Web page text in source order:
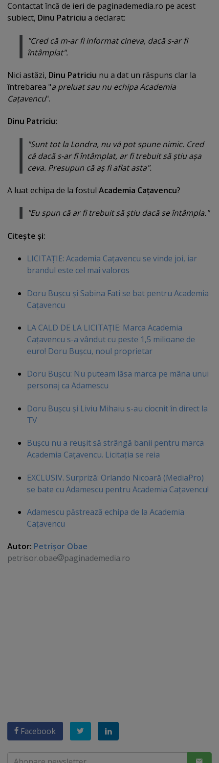
Contactat încă de ieri de paginademedia.ro pe acest
subiect, Dinu Patriciu a declarat:
"Cred că m-ar fi informat cineva, dacă s-ar fi
întâmplat".
Nici astăzi, Dinu Patriciu nu a dat un răspuns clar la
întrebarea "a preluat sau nu echipa Academia
Caţavencu".
Dinu Patriciu:
"Sunt tot la Londra, nu vă pot spune nimic. Cred
că dacă s-ar fi întâmplat, ar fi trebuit să ştiu aşa
ceva. Presupun că aş fi aflat asta".
A luat echipa de la fostul Academia Caţavencu?
"Eu spun că ar fi trebuit să ştiu dacă se întâmpla."
Citeşte şi:
LICITAŢIE: Academia Caţavencu se vinde joi, iar
brandul este cel mai valoros
Doru Buşcu şi Sabina Fati se bat pentru Academia
Caţavencu
LA CALD DE LA LICITAŢIE: Marca Academia
Caţavencu s-a vândut cu peste 1,5 milioane de
euro! Doru Buşcu, noul proprietar
Doru Buşcu: Nu puteam lăsa marca pe mâna unui
personaj ca Adamescu
Doru Buşcu şi Liviu Mihaiu s-au ciocnit în direct la
TV
Buşcu nu a reuşit să strângă banii pentru marca
Academia Caţavencu. Licitaţia se reia
EXCLUSIV. Surpriză: Orlando Nicoară (MediaPro)
se bate cu Adamescu pentru Academia Caţavencu!
Adamescu păstrează echipa de la Academia
Caţavencu
Autor: Petrişor Obae
petrisor.obae
paginademedia.ro
Facebook